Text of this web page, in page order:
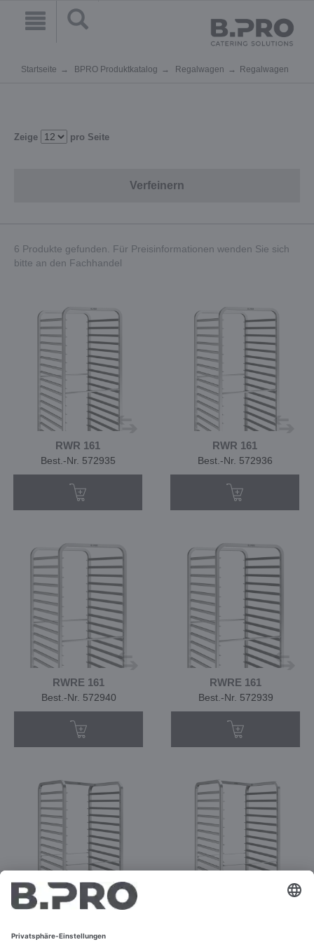
Startseite BPRO Produktkatalog Regalwagen Regalwagen
Zeige pro Seite
Verfeinern
6 Produkte gefunden. Für Preisinformationen wenden Sie sich
bitte an den Fachhandel
RWR 161
Best.-Nr. 572935
RWR 161
Best.-Nr. 572936
RWRE 161
Best.-Nr. 572940
RWRE 161
Best.-Nr. 572939
Best.-Nr. 572937